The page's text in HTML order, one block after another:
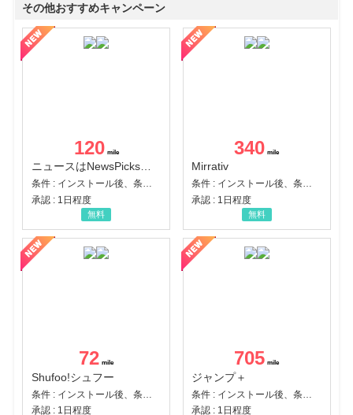
その他おすすめキャンペーン
120
ニュースはNewsPicks｜経済ニュース・就活・ビジネス
条件 : インストール後、条件達成
承認 : 1日程度
無料
340
Mirrativ
条件 : インストール後、条件達成
承認 : 1日程度
無料
72
Shufoo!シュフー
承認 : 1日程度
705
ジャンプ＋
承認 : 1日程度